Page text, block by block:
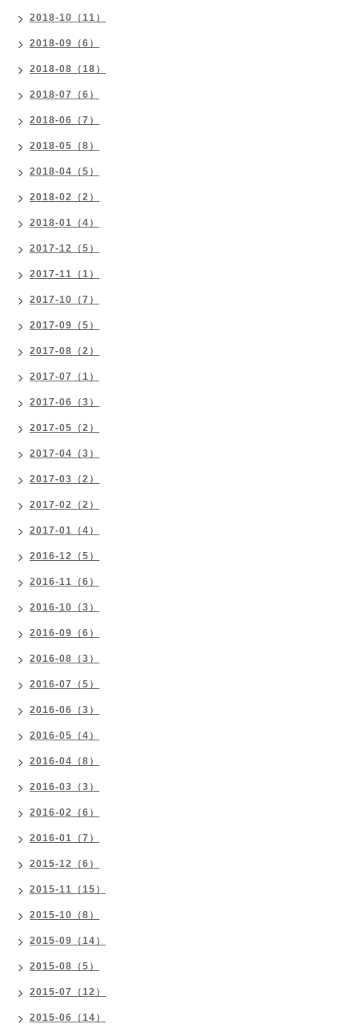
2018-10（11）
2018-09（6）
2018-08（18）
2018-07（6）
2018-06（7）
2018-05（8）
2018-04（5）
2018-02（2）
2018-01（4）
2017-12（5）
2017-11（1）
2017-10（7）
2017-09（5）
2017-08（2）
2017-07（1）
2017-06（3）
2017-05（2）
2017-04（3）
2017-03（2）
2017-02（2）
2017-01（4）
2016-12（5）
2016-11（6）
2016-10（3）
2016-09（6）
2016-08（3）
2016-07（5）
2016-06（3）
2016-05（4）
2016-04（8）
2016-03（3）
2016-02（6）
2016-01（7）
2015-12（6）
2015-11（15）
2015-10（8）
2015-09（14）
2015-08（5）
2015-07（12）
2015-06（14）